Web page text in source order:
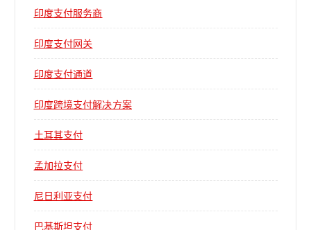
印度支付服务商
印度支付网关
印度支付通道
印度跨境支付解决方案
土耳其支付
孟加拉支付
尼日利亚支付
巴基斯坦支付